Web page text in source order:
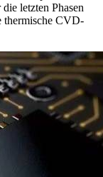
letzten Phasen
thermische CVD-